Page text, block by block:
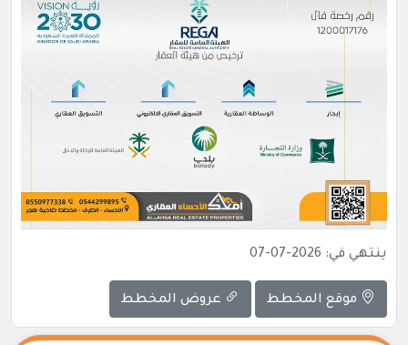
ينتهي في: 2026-07-07
موقع المخطط عروض المخطط